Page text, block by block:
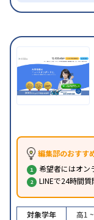
編集部のおすす
希望者にはオン
LINEで24時間質
対象学年 高1